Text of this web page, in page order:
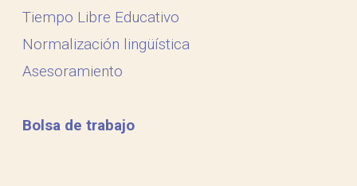
Tiempo Libre Educativo
Normalización lingüística
Asesoramiento
Bolsa de trabajo